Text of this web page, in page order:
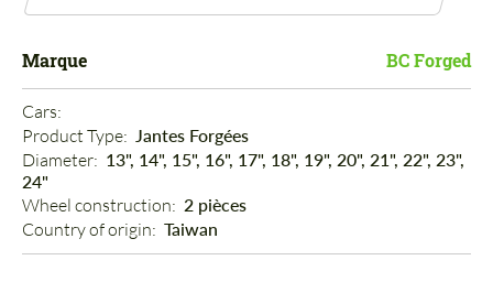
Marque BC Forged
Cars:
Product Type: Jantes Forgées
Diameter: 13", 14", 15", 16", 17", 18", 19", 20", 21", 22", 23",
24"
Wheel construction: 2 pièces
Country of origin: Taiwan